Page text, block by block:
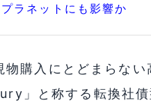
ラネットにも影響か
購入にとどまらな
」と称する転換社債